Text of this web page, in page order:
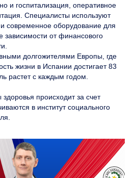
и госпитализация, оперативное
Специалисты используют
и современное оборудование для
зависимости от финансового
долгожителями Европы, где
жизни в Испании достигает 83
растет с каждым годом.
происходит за счет
в институт социального